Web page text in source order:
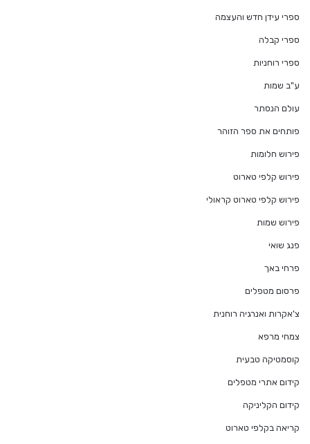
ספרי עידן חדש והעצמה
ספרי קבלה
ספרי רוחניות
ע"ב שמות
עולם הנסתר
פותחים את ספר הזוהר
פירוש חלומות
פירוש קלפי טארוט
פירוש קלפי טארוט קראולי
פירוש שמות
פנג שואי
פרחי באך
פרסום מטפלים
צ'אקרות ואנרגיה רוחנית
צמחי מרפא
קוסמטיקה טבעית
קידום אתרי מטפלים
קידום הקליניקה
קריאה בקלפי טארוט